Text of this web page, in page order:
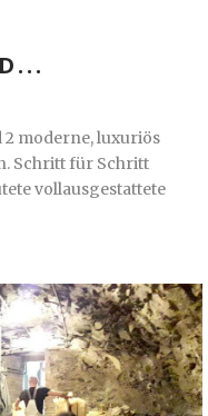
2 moderne, luxuriös
Schritt für Schritt
vollausgestattete